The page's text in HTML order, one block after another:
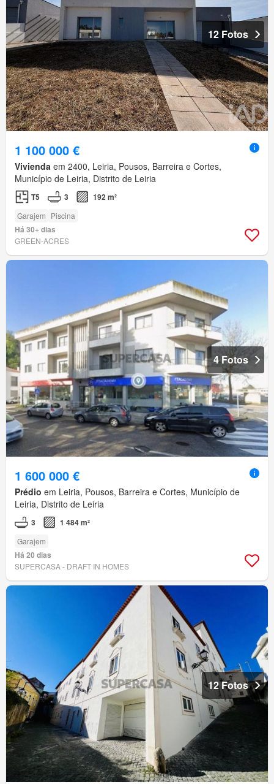
12 Fotos
1 100 000 €
Vivienda em 2400, Leiria, Pousos, Barreira e Cortes,
Município de Leiria, Distrito de Leiria
T5 3 192 m²
Garajem Piscina
Há 30+ dias
GREEN-ACRES
4 Fotos
1 600 000 €
Prédio em Leiria, Pousos, Barreira e Cortes, Município de
Leiria, Distrito de Leiria
3 1 484 m²
Garajem
Há 20 dias
SUPERCASA - DRAFT IN HOMES
12 Fotos